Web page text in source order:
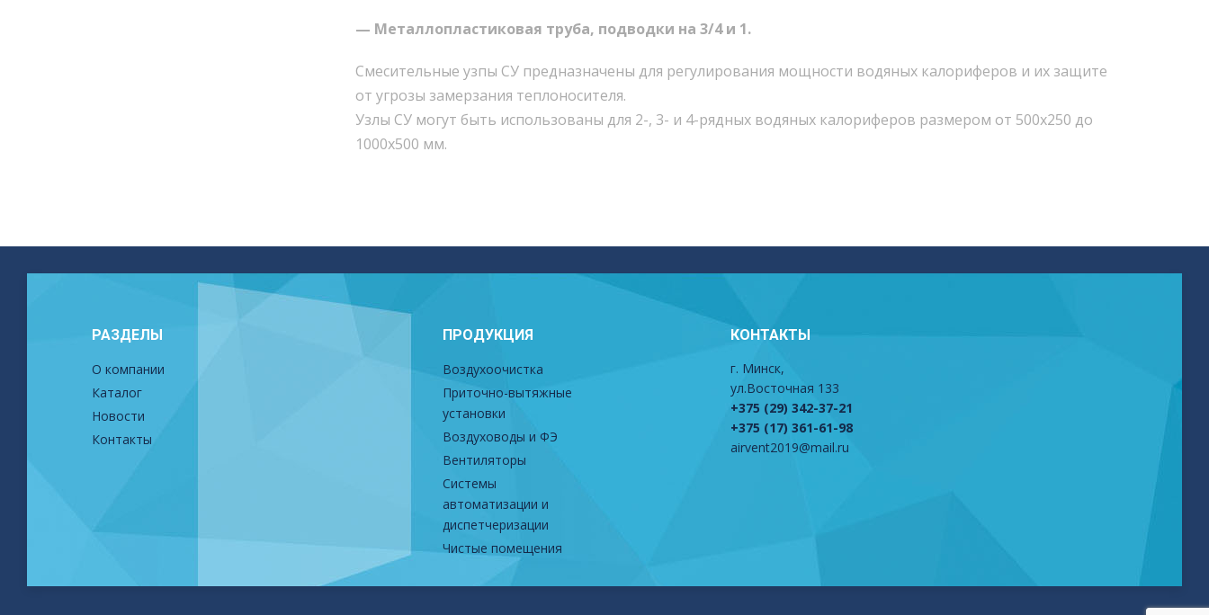
— Металлопластиковая труба, подводки на 3/4 и 1.
Смесительные узпы СУ предназначены для регулирования мощности водяных калориферов и их защите
от угрозы замерзания теплоносителя.
Узлы СУ могут быть использованы для 2-, 3- и 4-рядных водяных калориферов размером от 500х250 до
1000х500 мм.
РАЗДЕЛЫ
О компании
Каталог
Новости
Контакты
ПРОДУКЦИЯ
Воздухоочистка
Приточно-вытяжные
установки
Воздуховоды и ФЭ
Вентиляторы
Системы
автоматизации и
диспетчеризации
Чистые помещения
КОНТАКТЫ
г. Минск,
ул.Восточная 133
+375 (29) 342-37-21
+375 (17) 361-61-98
airvent2019@mail.ru